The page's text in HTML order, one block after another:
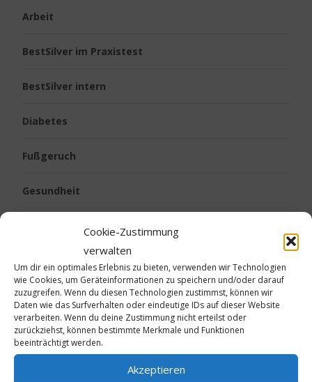
Cookie-Zustimmung
verwalten
Um dir ein optimales Erlebnis zu bieten, verwenden wir Technologien
wie Cookies, um Geräteinformationen zu speichern und/oder darauf
zuzugreifen. Wenn du diesen Technologien zustimmst, können wir
Daten wie das Surfverhalten oder eindeutige IDs auf dieser Website
verarbeiten. Wenn du deine Zustimmung nicht erteilst oder
zurückziehst, können bestimmte Merkmale und Funktionen
beeinträchtigt werden.
Akzeptieren
Arbeit
BestSilver im Praxistest
BestSilver intern
Diabetes
Fußgeruch
Gesundheit
Kinder
Körpergeruch
Live vom Jakobsweg